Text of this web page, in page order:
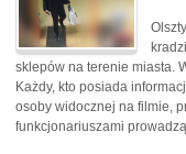
sklepów na terenie miasta.
Każdy, kto posiada
osoby widocznej na filmie,
funkcjonariuszami